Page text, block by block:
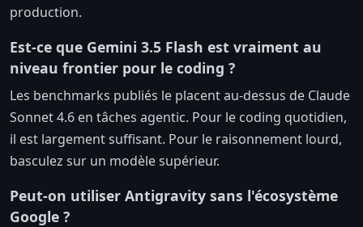
production.
Est-ce que Gemini 3.5 Flash est vraiment au
niveau frontier pour le coding ?
Les benchmarks publiés le placent au-dessus de Claude
Sonnet 4.6 en tâches agentic. Pour le coding quotidien,
il est largement suffisant. Pour le raisonnement lourd,
basculez sur un modèle supérieur.
Peut-on utiliser Antigravity sans l'écosystème
Google ?